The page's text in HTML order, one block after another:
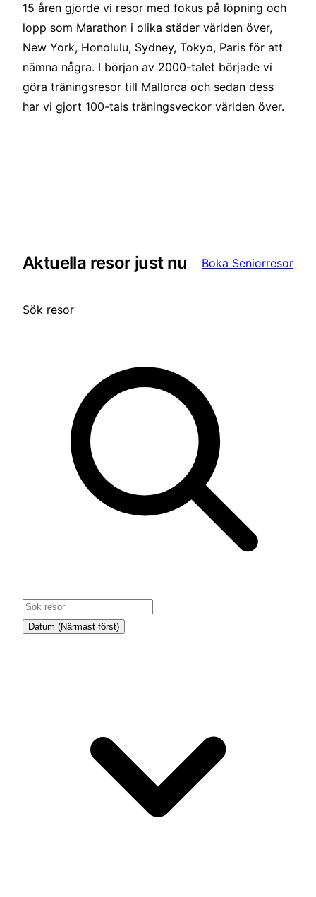
15 åren gjorde vi resor med fokus på löpning och
lopp som Marathon i olika städer världen över,
New York, Honolulu, Sydney, Tokyo, Paris för att
nämna några. I början av 2000-talet började vi
göra träningsresor till Mallorca och sedan dess
har vi gjort 100-tals träningsveckor världen över.
Aktuella resor just nu Boka Seniorresor
Sök resor
Datum (Närmast först)